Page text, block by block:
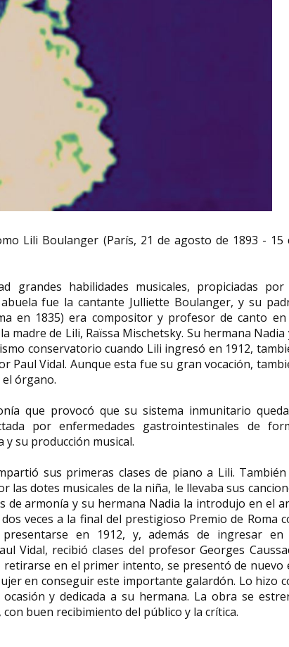
Lili Boulanger (París, 21 de agosto de 1893 - 15
grandes habilidades musicales, propiciadas por
fue la cantante Julliette Boulanger, y su
en 1835) era compositor y profesor de canto en
madre de Lili, Raïssa Mischetsky. Su hermana Nadia
conservatorio cuando Lili ingresó en 1912,
Paul Vidal. Aunque esta fue su gran vocación,
órgano.
que provocó que su sistema inmunitario
por enfermedades gastrointestinales de
su producción musical.
sus primeras clases de piano a Lili.
dotes musicales de la niña, le llevaba sus
de armonía y su hermana Nadia la introdujo en el
veces a la final del prestigioso Premio de Roma
en 1912, y, además de ingresar en
Vidal, recibió clases del profesor Georges
en el primer intento, se presentó de nuevo
en conseguir este importante galardón. Lo hizo
y dedicada a su hermana. La obra se
buen recibimiento del público y la crítica.
Beatriz Milhazes (Río de Janeiro,
1960) es una artista brasileña,
conocida por su trabajo que...